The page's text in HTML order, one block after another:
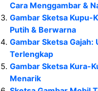
Cara Menggambar &
Gambar Sketsa Kupu-
Putih & Berwarna
Gambar Sketsa Gajah:
Terlengkap
Gambar Sketsa Kura-
Menarik